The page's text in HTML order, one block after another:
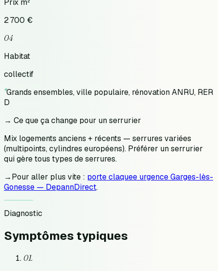
Prix m²
2 700 €
04
Habitat
collectif
"Grands ensembles, ville populaire, rénovation ANRU, RER
D
→ Ce que ça change pour un serrurier
Mix logements anciens + récents — serrures variées
(multipoints, cylindres européens). Préférer un serrurier
qui gère tous types de serrures.
→Pour aller plus vite : porte claquee urgence Garges-lès-
Gonesse — DepannDirect.
Diagnostic
Symptômes typiques
01.